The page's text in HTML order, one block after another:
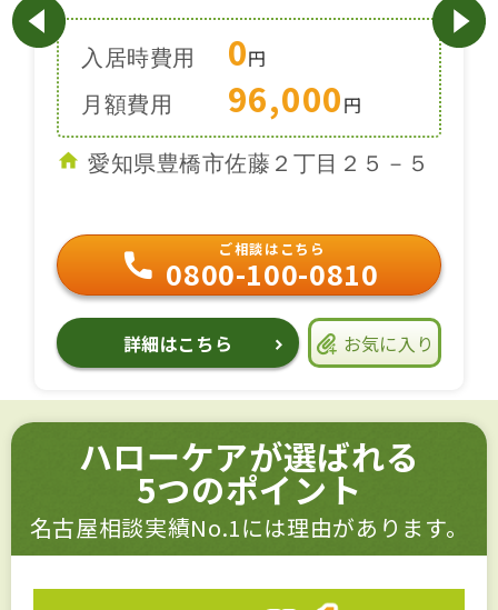
入居時費用 0円
月額費用
96,000円
愛知県豊橋市佐藤２丁目２５－５
ご相談はこちら
0800-100-0810
詳細はこちら お気に入り
ハローケアが選ばれる
5つのポイント
名古屋相談実績No.1には理由があります。